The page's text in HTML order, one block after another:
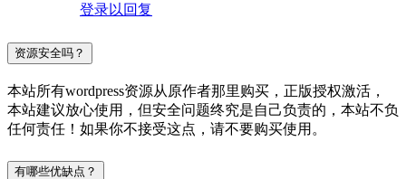
登录以回复
资源安全吗？
本站所有wordpress资源从原作者那里购买，正版授权激活，
本站建议放心使用，但安全问题终究是自己负责的，本站不负
任何责任！如果你不接受这点，请不要购买使用。
有哪些优缺点？